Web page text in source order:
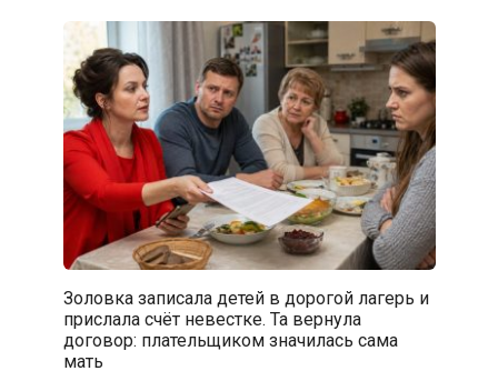
Золовка записала детей в дорогой лагерь и
прислала счёт невестке. Та вернула
договор: плательщиком значилась сама
мать